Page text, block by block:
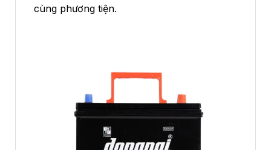
cùng phương tiện.